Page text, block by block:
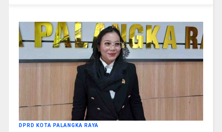
DPRD KOTA PALANGKA RAYA